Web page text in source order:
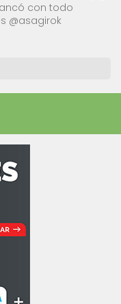
con todo
@asagirok